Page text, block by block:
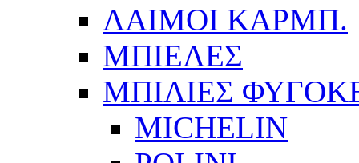
ΛΑΙΜΟΙ ΚΑΡΜΠ.
ΜΠΙΕΛΕΣ
ΜΠΙΛΙΕΣ
MICHELIN